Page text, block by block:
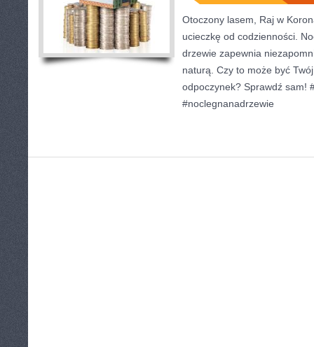
Otoczony lasem, Raj w
ucieczkę od codzienności.
drzewie zapewnia
naturą. Czy to może być
odpoczynek? Sprawdź sam!
#noclegnanadrzewie